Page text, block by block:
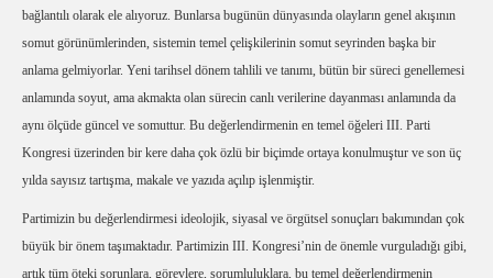
bağlantılı olarak ele alıyoruz. Bunlarsa bugünün dünyasında olayların genel akışının
somut görünümlerinden, sistemin temel çelişkilerinin somut seyrinden başka bir
anlama gelmiyorlar. Yeni tarihsel dönem tahlili ve tanımı, bütün bir süreci genellemesi
anlamında soyut, ama akmakta olan sürecin canlı verilerine dayanması anlamında da
aynı ölçüde güncel ve somuttur. Bu değerlendirmenin en temel öğeleri III. Parti
Kongresi üzerinden bir kere daha çok özlü bir biçimde ortaya konulmuştur ve son üç
yılda sayısız tartışma, makale ve yazıda açılıp işlenmiştir.
Partimizin bu değerlendirmesi ideolojik, siyasal ve örgütsel sonuçları bakımından çok
büyük bir önem taşımaktadır. Partimizin III. Kongresi’nin de önemle vurguladığı gibi,
artık tüm öteki sorunlara, görevlere, sorumluluklara, bu temel değerlendirmenin